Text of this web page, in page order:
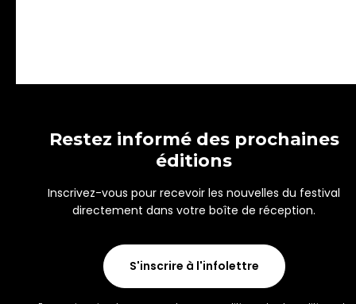
Restez informé des prochaines
éditions
Inscrivez-vous pour recevoir les nouvelles du festival
directement dans votre boîte de réception.
S'inscrire à l'infolettre